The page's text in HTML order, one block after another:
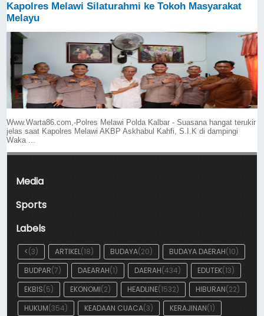
Kapolres Melawi Silaturahmi ke Tokoh Masyarakat
Melayu
Www.Warta86.com,-Polres Melawi Polda Kalbar - Suasana hangat terukir
jelas saat Kapolres Melawi AKBP Askhabul Kahfi, S.I.K di dampingi
Waka ...
Media
Sports
Labels
<(3) ARTIKEL(18) BUDAYA(20) BUDAYA DAERAH(10)
BUDPAR(7) DAEARAH(1) DAERAH(434) EDUTEK(13)
EKBIS(5) EKONOMI(2) HEADLINE(1532) HIBURAN(22)
HUKUM(354) KEADAAN CUACA(3) KERAJINAN(1)